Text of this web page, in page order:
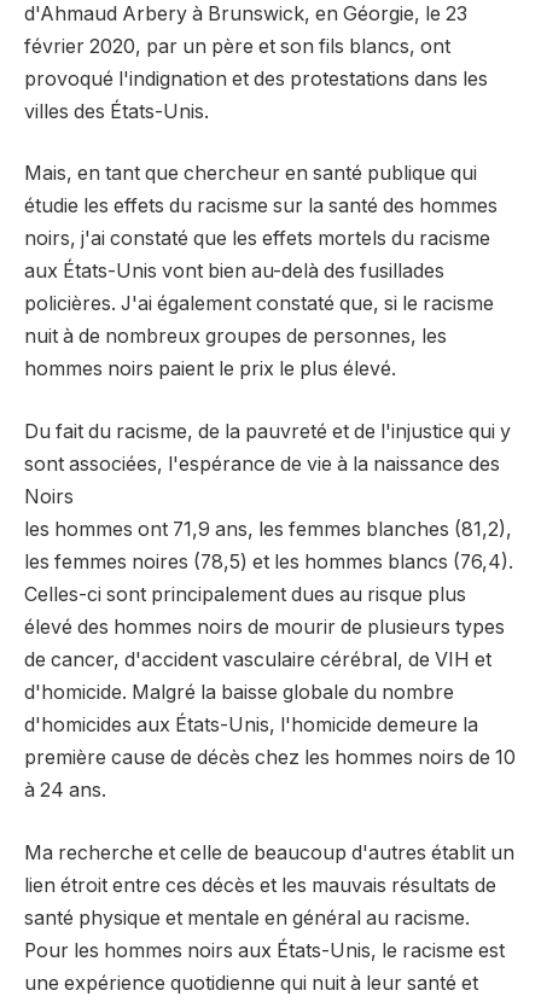
d'Ahmaud Arbery à Brunswick, en Géorgie, le 23
février 2020, par un père et son fils blancs, ont
provoqué l'indignation et des protestations dans les
villes des États-Unis.
Mais, en tant que chercheur en santé publique qui
étudie les effets du racisme sur la santé des hommes
noirs, j'ai constaté que les effets mortels du racisme
aux États-Unis vont bien au-delà des fusillades
policières. J'ai également constaté que, si le racisme
nuit à de nombreux groupes de personnes, les
hommes noirs paient le prix le plus élevé.
Du fait du racisme, de la pauvreté et de l'injustice qui y
sont associées, l'espérance de vie à la naissance des
Noirs
les hommes ont 71,9 ans, les femmes blanches (81,2),
les femmes noires (78,5) et les hommes blancs (76,4).
Celles-ci sont principalement dues au risque plus
élevé des hommes noirs de mourir de plusieurs types
de cancer, d'accident vasculaire cérébral, de VIH et
d'homicide. Malgré la baisse globale du nombre
d'homicides aux États-Unis, l'homicide demeure la
première cause de décès chez les hommes noirs de 10
à 24 ans.
Ma recherche et celle de beaucoup d'autres établit un
lien étroit entre ces décès et les mauvais résultats de
santé physique et mentale en général au racisme.
Pour les hommes noirs aux États-Unis, le racisme est
une expérience quotidienne qui nuit à leur santé et